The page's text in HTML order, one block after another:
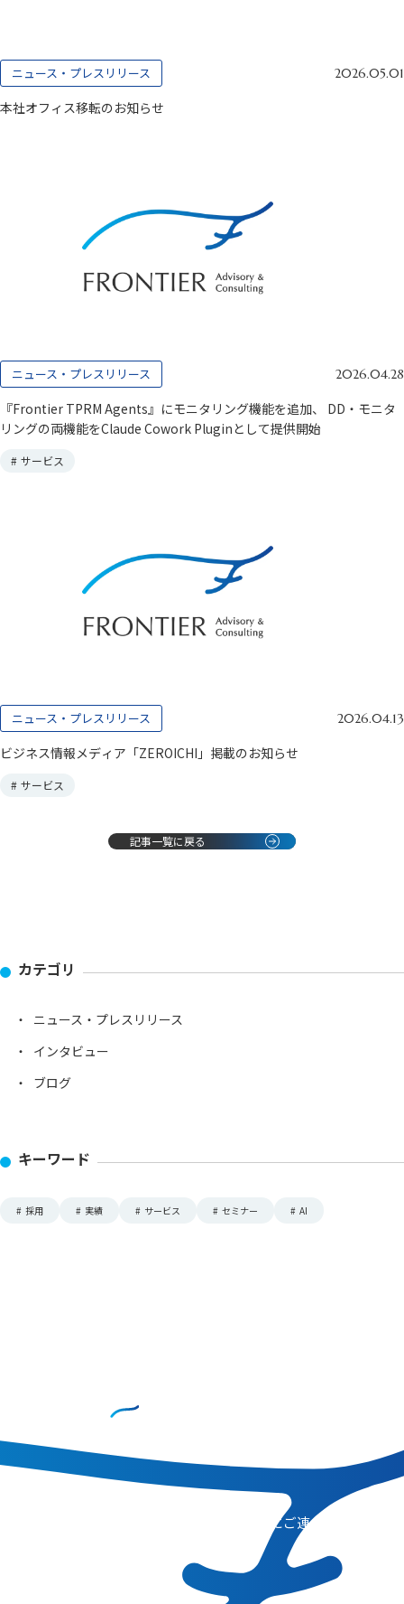
ニュース・プレスリリース 2026.05.01
本社オフィス移転のお知らせ
ニュース・プレスリリース 2026.04.28
『Frontier TPRM Agents』にモニタリング機能を追加、 DD・モニタ
リングの両機能をClaude Cowork Pluginとして提供開始
# サービス
ニュース・プレスリリース 2026.04.13
ビジネス情報メディア「ZEROICHI」掲載のお知らせ
# サービス
記事一覧に戻る
カテゴリ
ニュース・プレスリリース
インタビュー
ブログ
キーワード
# 採用 # 実績 # サービス # セミナー # AI
コンサルティングのご相談、その他、お気軽にご連